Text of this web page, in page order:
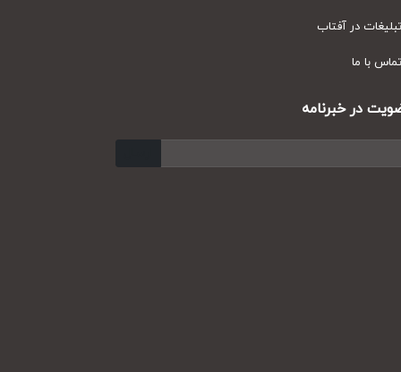
در آفتاب
با ما
در خبرنامه